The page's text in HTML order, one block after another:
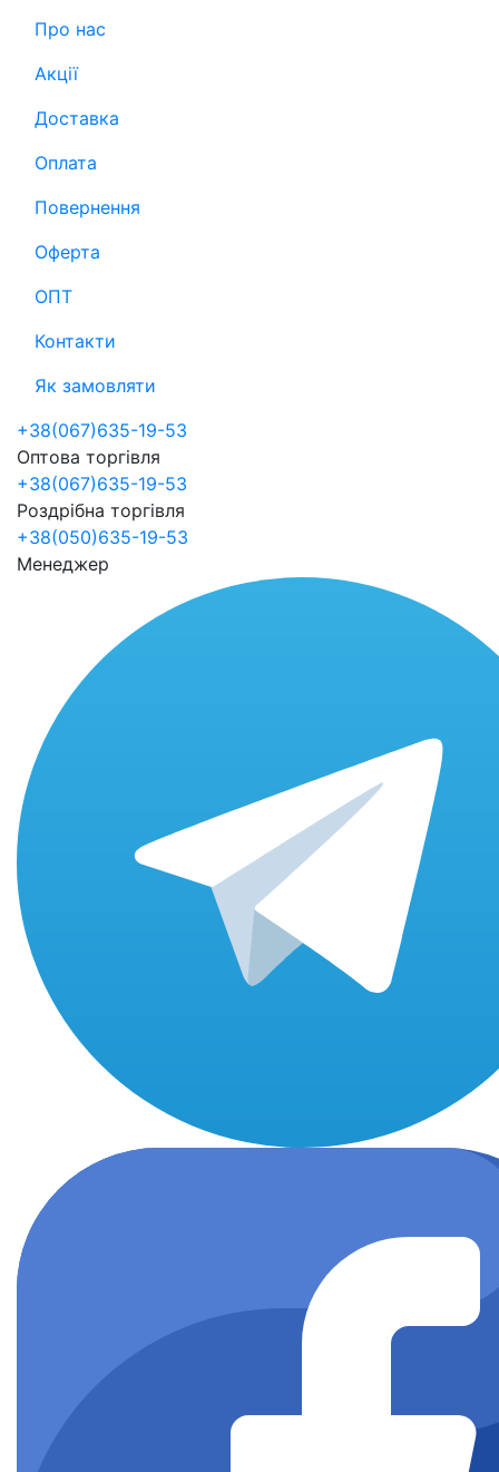
Про нас
Акції
Доставка
Оплата
Повернення
Оферта
ОПТ
Контакти
Як замовляти
+38(067)635-19-53
Оптова торгівля
+38(067)635-19-53
Роздрібна торгівля
+38(050)635-19-53
Менеджер